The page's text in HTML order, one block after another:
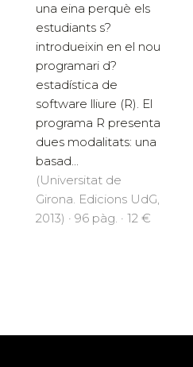
una eina perquè els
estudiants s?
introdueixin en el nou
programari d?
estadística de
software lliure (R). El
programa R presenta
dues modalitats: una
basad...
(Universitat de
Girona. Edicions UdG,
2013) · 96 pàg. · 12 €